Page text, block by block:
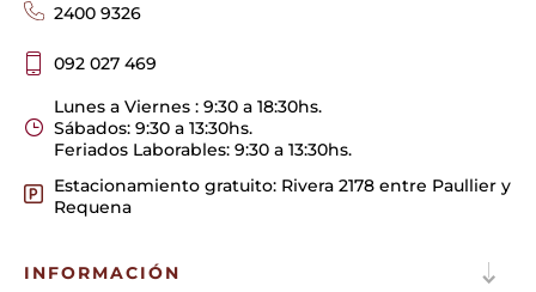
2400 9326
092 027 469
Lunes a Viernes : 9:30 a 18:30hs.
Sábados: 9:30 a 13:30hs.
Feriados Laborables: 9:30 a 13:30hs.
Estacionamiento gratuito: Rivera 2178 entre Paullier y
Requena
INFORMACIÓN